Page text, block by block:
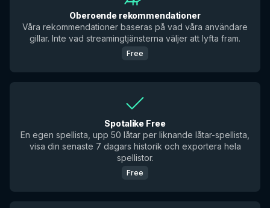
Oberoende rekommendationer
Våra rekommendationer baseras på vad våra användare
gillar. Inte vad streamingtjänsterna väljer att lyfta fram.
Free
Spotalike Free
En egen spellista, upp 50 låtar per liknande låtar-spellista,
visa din senaste 7 dagars historik och exportera hela
spellistor.
Free